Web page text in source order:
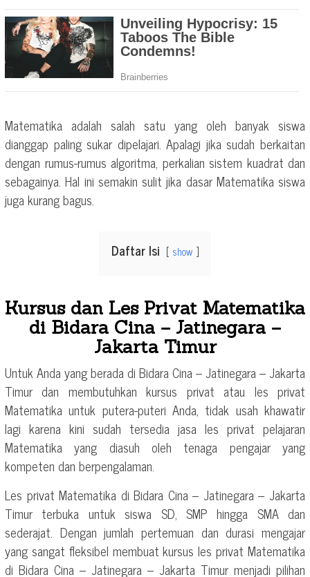
Matematika adalah salah satu yang oleh banyak siswa
dianggap paling sukar dipelajari. Apalagi jika sudah berkaitan
dengan rumus-rumus algoritma, perkalian sistem kuadrat dan
sebagainya. Hal ini semakin sulit jika dasar Matematika siswa
juga kurang bagus.
Daftar Isi show
Kursus dan Les Privat Matematika
di Bidara Cina – Jatinegara –
Jakarta Timur
Untuk Anda yang berada di Bidara Cina – Jatinegara – Jakarta
Timur dan membutuhkan kursus privat atau les privat
Matematika untuk putera-puteri Anda, tidak usah khawatir
lagi karena kini sudah tersedia jasa les privat pelajaran
Matematika yang diasuh oleh tenaga pengajar yang
kompeten dan berpengalaman.
Les privat Matematika di Bidara Cina – Jatinegara – Jakarta
Timur terbuka untuk siswa SD, SMP hingga SMA dan
sederajat. Dengan jumlah pertemuan dan durasi mengajar
yang sangat fleksibel membuat kursus les privat Matematika
di Bidara Cina – Jatinegara – Jakarta Timur menjadi pilihan